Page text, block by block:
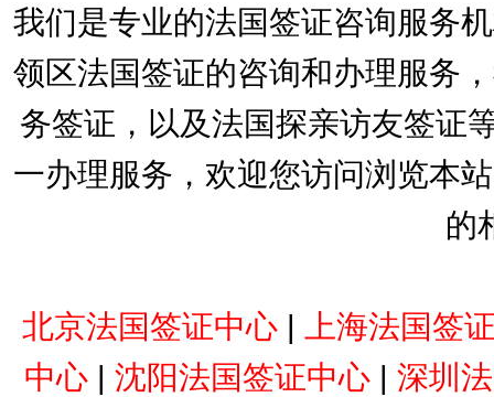
我们是专业的法国签证咨询服务
领区法国签证的咨询和办理服务
务签证，以及法国探亲访友签证
一办理服务，欢迎您访问浏览本
的
北京法国签证中心|
上海法国签
中心 | 沈阳法国签证中心 | 深圳